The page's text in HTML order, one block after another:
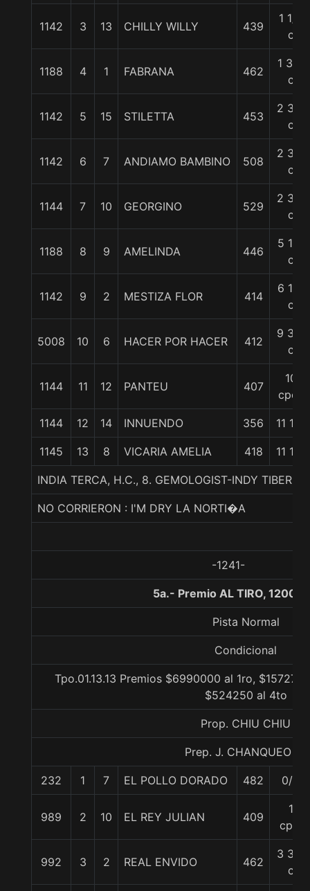
1142 3 13 CHILLY WILLY 439
1 1/4
c
1188 4 1 FABRANA 462
1 3/4
c
1142 5 15 STILETTA 453
2 3/4
c
1142 6 7 ANDIAMO BAMBINO 508
2 3/4
c
1144 7 10 GEORGINO 529
2 3/4
c
1188 8 9 AMELINDA 446
5 1/4
c
1142 9 2 MESTIZA FLOR 414
6 1/4
c
5008 10 6 HACER POR HACER 412
9 3/4
c
1144 11 12 PANTEU 407
10
cpos
1144 12 14 INNUENDO 356 11 1/4
1145 13 8 VICARIA AMELIA 418 11 1/4
INDIA TERCA, H.C., 8. GEMOLOGIST-INDY
NO CORRIERON : I'M DRY LA NORTI�A
-1241-
5a.- Premio AL TIRO, 1200
Pista Normal
Condicional
Tpo.01.13.13 Premios $6990000 al 1ro,
$524250 al 4to
Prop. CHIU CHIU
Prep. J. CHANQUEO M.
232 1 7 EL POLLO DORADO 482 0/0
989 2 10 EL REY JULIAN 409
1
cpo.
992 3 2 REAL ENVIDO 462
3 3/4
c